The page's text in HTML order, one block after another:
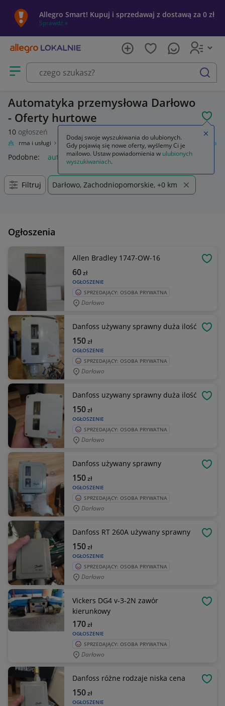
Allegro Smart! Kupuj i sprzedawaj z dostawą za 0 zł
Sprawdź »
Otwórz menu z kategoriami
szukaj
Automatyka przemysłowa Darłowo
- Oferty hurtowe
10 ogłoszeń
Firma i usługi Przemysł Oferty hurtowe Automatyka przemysłowa
Podobne: automatyka przemysłowa
Filtruj Darłowo, Zachodniopomorskie, +0 km
Ogłoszenia
Allen Bradley 1747-OW-16
OGŁOSZENIE
60zł
SPRZEDAJĄCY: OSOBA PRYWATNA
Darłowo
Danfoss używany sprawny duża ilość
OGŁOSZENIE
150zł
SPRZEDAJĄCY: OSOBA PRYWATNA
Darłowo
Danfoss uzywany sprawny duża ilość
OGŁOSZENIE
150zł
SPRZEDAJĄCY: OSOBA PRYWATNA
Darłowo
Danfoss używany sprawny
OGŁOSZENIE
150zł
SPRZEDAJĄCY: OSOBA PRYWATNA
Darłowo
Danfoss RT 260A używany sprawny
OGŁOSZENIE
150zł
SPRZEDAJĄCY: OSOBA PRYWATNA
Darłowo
Vickers DG4 v-3-2N zawór
kierunkowy
OGŁOSZENIE
170zł
SPRZEDAJĄCY: OSOBA PRYWATNA
Darłowo
Danfoss różne rodzaje niska cena
OGŁOSZENIE
150zł
Dodaj swoje wyszukiwania do ulubionych.
Gdy pojawią się nowe oferty, wyślemy Ci je
mailowo. Ustaw powiadomienia w ulubionych
wyszukiwaniach.